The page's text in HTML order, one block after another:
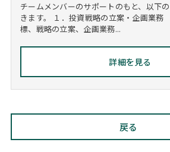
チームメンバーのサポートのもと、以下
きます。 １．投資戦略の立案・企画業務
標、戦略の立案、企画業務...
詳細を見る
戻る